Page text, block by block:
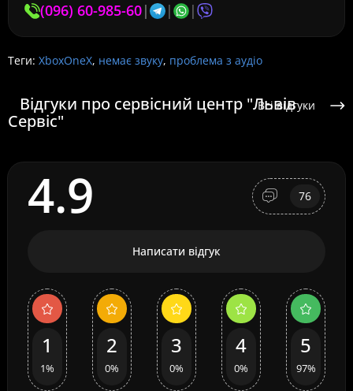
(096) 60-985-60| | |
Теги: XboxOneX, немає звуку, проблема з аудіо
Відгуки про сервісний центр "Львів
Сервіс"
Всі відгуки
4.9 76
Написати відгук
1
1%
2
0%
3
0%
4
0%
5
97%